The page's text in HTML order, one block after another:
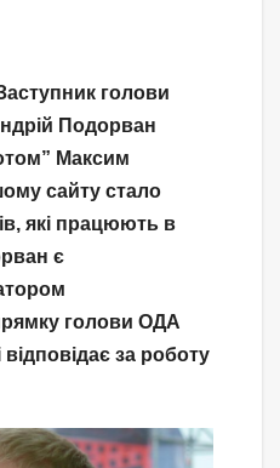
голови
Подорван
Максим
сайту стало
які працюють в
є
голови ОДА
за роботу